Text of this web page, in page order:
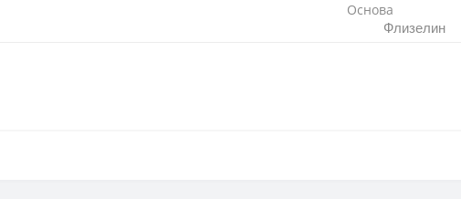
Основа
Флизелин